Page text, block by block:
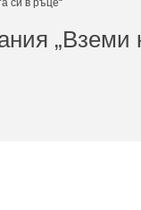
си в ръце“
„Вземи